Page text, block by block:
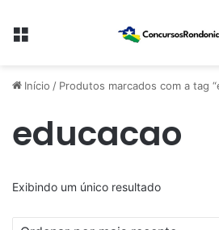
Menu
Início / Produtos marcados com a tag
educacao
Exibindo um único resultado